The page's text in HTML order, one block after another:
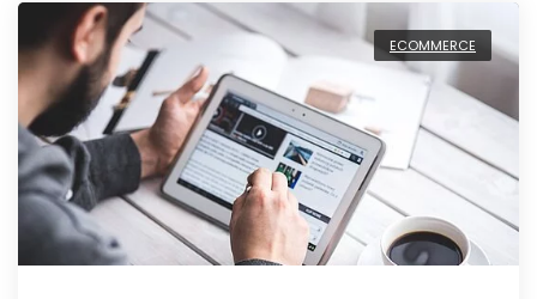
ECOMMERCE